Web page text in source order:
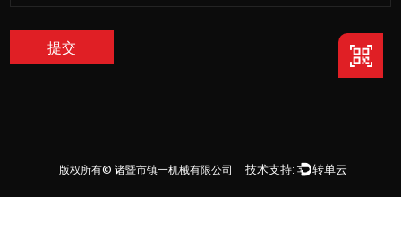
版权所有© 诸暨市镇一机械有限公司 技术支持: 转单云